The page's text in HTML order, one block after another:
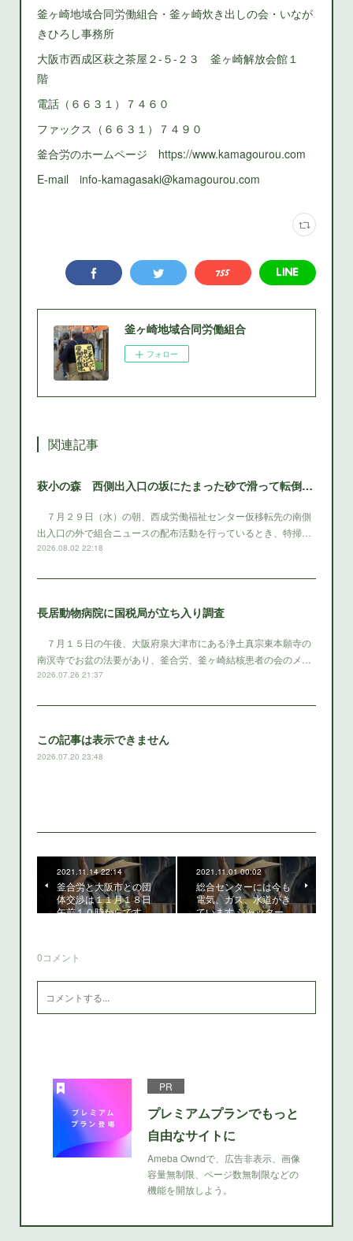
釜ヶ崎地域合同労働組合・釜ヶ崎炊き出しの会・いなが
きひろし事務所
大阪市西成区萩之茶屋２‐５‐２３ 釜ヶ崎解放会館１
階
電話（６６３１）７４６０
ファックス（６６３１）７４９０
釜合労のホームページ https://www.kamagourou.com
E-mail info-kamagasaki@kamagourou.com
釜ヶ崎地域合同労働組合
フォロー
関連記事
萩小の森 西側出入口の坂にたまった砂で滑って転倒 西成区役所は早急に砂を除去する対策をとること
７月２９日（水）の朝、西成労働福祉センター仮移転先の南側
出入口の外で組合ニュースの配布活動を行っているとき、特掃…
2026.08.02 22:18
長居動物病院に国税局が立ち入り調査
７月１５日の午後、大阪府泉大津市にある浄土真宗東本願寺の
南溟寺でお盆の法要があり、釜合労、釜ヶ崎結核患者の会のメ…
2026.07.26 21:37
この記事は表示できません
2026.07.20 23:48
2021.11.14 22:14
釜合労と大阪市との団
体交渉は１１月１８日
午前１０時からです。
2021.11.01 00:02
総合センターには今も
電気、ガス、水道がき
ています シャッター…
0コメント
PR
プレミアムプランでもっと
自由なサイトに
Ameba Owndで、広告非表示、画像
容量無制限、ページ数無制限などの
機能を開放しよう。